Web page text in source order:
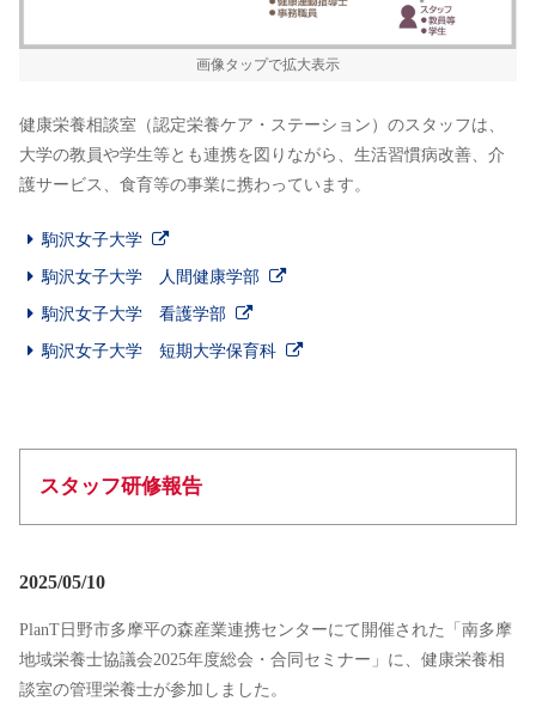
画像タップで拡大表示
健康栄養相談室（認定栄養ケア・ステーション）のスタッフは、
大学の教員や学生等とも連携を図りながら、生活習慣病改善、介
護サービス、食育等の事業に携わっています。
駒沢女子大学
駒沢女子大学 人間健康学部
駒沢女子大学 看護学部
駒沢女子大学 短期大学保育科
スタッフ研修報告
2025/05/10
PlanT日野市多摩平の森産業連携センターにて開催された「南多摩
地域栄養士協議会2025年度総会・合同セミナー」に、健康栄養相
談室の管理栄養士が参加しました。